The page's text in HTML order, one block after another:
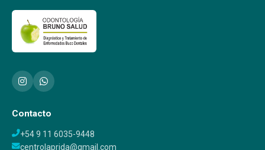
Contacto
+54 9 11 6035-9448
centrolaprida@gmail.com